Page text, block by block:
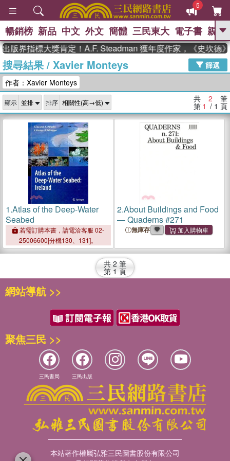
5
GO
熱搜： 東野圭吾 高希均教授回憶錄
、 The Odyssey 、 父親節 、 如果歷
獎 臺灣漫遊錄 、 方念華 、 台灣的李
登輝時代
數學女孩：黎曼猜想 、
偉大的迷走神經
暢銷榜 新品 中文 外文 簡體 三民東大 電子書 親子
版界指標大獎肯定！A.F. Steadman 獲年度作家，《史坎德
搜尋結果/ Xavier Monteys
篩選
作者：Xavier Monteys
顯示 排序 共 2 筆
第 1 / 1 頁
1.Atlas of the Deep-Water
Seabed
若需訂購本書，請電洽客服 02-
25006600[分機130、131]。
2.About Buildings and Food
― Quaderns #271
無庫存
共 2 筆
第 1 頁
網站導航 >>
聚焦三民 >>
三民書局 三民出版
本站著作權屬弘雅三民圖書股份有限公司